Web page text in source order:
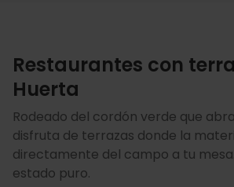
Restaurantes con
Huerta
Rodeado del cordón verde que
disfruta de terrazas donde la
directamente del campo a tu
estado puro.